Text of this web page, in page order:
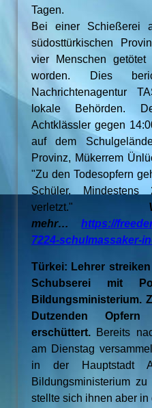
Tagen.
Bei einer Schießerei
südosttürkischen
vier Menschen
worden. Dies
Nachrichtenagentur
lokale Behörden.
Achtklässler gegen
auf dem
Provinz, Mükerrem
"Zu den Todesopfern
Schüler.
verletzt."
mehr…https://
7224-schulmassaker-
Türkei: Lehrer
Schubserei mit
Bildungsministerium.
Dutzenden
erschüttert. Bereits
am Dienstag
in der Hauptstadt
Bildungsministerium
stellte sich ihnen aber in